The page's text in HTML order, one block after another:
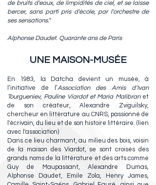
de bruits d'eaux, de limpidités de ciel, et se laisse
bercer, sans parti pris d'école, par l'orchestre de
ses sensations."
Alphonse Daudet. Quarante ans de Paris
UNE MAISON-MUSÉE
En 1983, la Datcha devient un musée, à
l’initiative de l’Association des Amis d’Ivan
Tourgueniev, Pauline Viardot et Maria Malibranet
de son créateur, Alexandre Zviguilsky,
chercheur en littérature au CNRS, passionné de
l'écrivain, du lieu et de son histoire littéraire. (lien
avec l'association)
Dans ce lieu charmant, au milieu des bois, voisin
de la maison des Viardot, se sont croisés des
grands noms de la littérature et des arts comme
Guy de Maupassant, Alexandre Dumas,
Alphonse Daudet, Emile Zola, Henry James,